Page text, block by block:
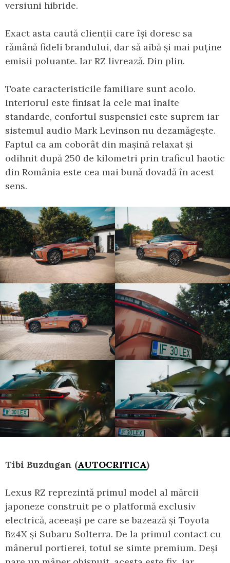
versiuni hibride.
Exact asta caută clienții care își doresc sa
rămână fideli brandului, dar să aibă și mai puține
emisii poluante. Iar RZ livrează. Din plin.
Toate caracteristicile familiare sunt acolo.
Interiorul este finisat la cele mai înalte
standarde, confortul suspensiei este suprem iar
sistemul audio Mark Levinson nu dezamăgește.
Faptul ca am coborât din mașină relaxat și
odihnit după 250 de kilometri prin traficul haotic
din România este cea mai bună dovadă în acest
sens.
Tibi Buzdugan (AUTOCRITICA)
Lexus RZ reprezintă primul model al mărcii
japoneze construit pe o platformă exclusiv
electrică, aceeași pe care se bazează și Toyota
Bz4X și Subaru Solterra. De la primul contact cu
mânerul portierei, totul se simte premium. Deși